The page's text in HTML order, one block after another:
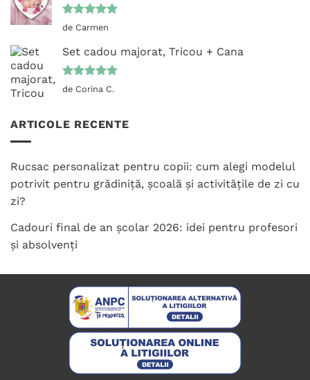
Evaluat la
de Carmen
Set cadou majorat, Tricou + Cana
Evaluat la
de Corina C.
ARTICOLE RECENTE
Rucsac personalizat pentru copii: cum alegi modelul
potrivit pentru grădiniță, școală și activitățile de zi cu
zi?
Cadouri final de an școlar 2026: idei pentru profesori
și absolvenți